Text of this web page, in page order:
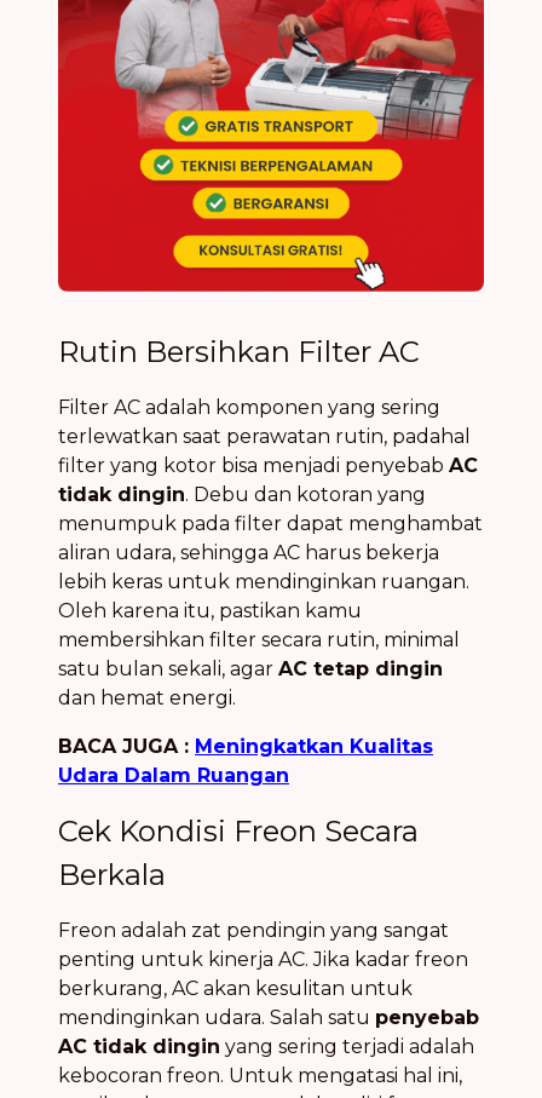
Rutin Bersihkan Filter AC
Filter AC adalah komponen yang sering
terlewatkan saat perawatan rutin, padahal
filter yang kotor bisa menjadi penyebab AC
tidak dingin. Debu dan kotoran yang
menumpuk pada filter dapat menghambat
aliran udara, sehingga AC harus bekerja
lebih keras untuk mendinginkan ruangan.
Oleh karena itu, pastikan kamu
membersihkan filter secara rutin, minimal
satu bulan sekali, agar AC tetap dingin
dan hemat energi.
BACA JUGA : Meningkatkan Kualitas
Udara Dalam Ruangan
Cek Kondisi Freon Secara
Berkala
Freon adalah zat pendingin yang sangat
penting untuk kinerja AC. Jika kadar freon
berkurang, AC akan kesulitan untuk
mendinginkan udara. Salah satu penyebab
AC tidak dingin yang sering terjadi adalah
kebocoran freon. Untuk mengatasi hal ini,